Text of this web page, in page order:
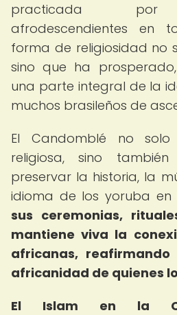
practicada por
afrodescendientes en
forma de religiosidad no
sino que ha
una parte integral de la
muchos brasileños de
El Candomblé no
religiosa, sino
preservar la historia, la
idioma de los yoruba en
sus ceremonias,
mantiene viva la
africanas,
africanidad de quienes
El Islam en la